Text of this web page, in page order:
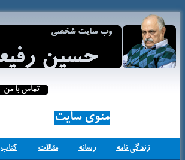
تماس با من
منوی سایت
زندگی نامه رسانه مقالات کتاب